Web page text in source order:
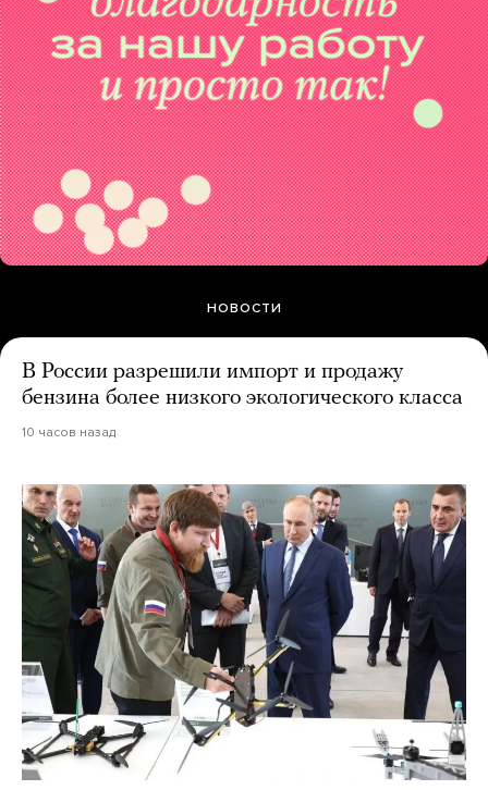
НОВОСТИ
В России разрешили импорт и продажу
бензина более низкого экологического класса
10 часов назад